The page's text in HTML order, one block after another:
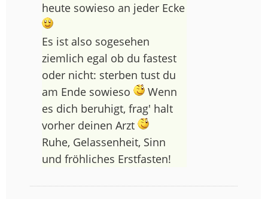
heute sowieso an jeder Ecke
Es ist also sogesehen
ziemlich egal ob du fastest
oder nicht: sterben tust du
am Ende sowieso
Wenn
es dich beruhigt, frag' halt
vorher deinen Arzt
Ruhe, Gelassenheit, Sinn
und fröhliches Erstfasten!